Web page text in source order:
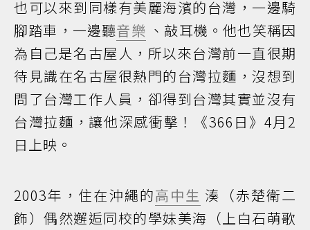
也可以來到同樣有美麗海濱的台灣，一邊騎
腳踏車，一邊聽音樂 、敲耳機。他也笑稱因
為自己是名古屋人，所以來台灣前一直很期
待見識在名古屋很熱門的台灣拉麵，沒想到
問了台灣工作人員，卻得到台灣其實並沒有
台灣拉麵，讓他深感衝擊！《366日》4月2
日上映。
2003年，住在沖繩的高中生 湊（赤楚衛二
飾）偶然邂逅同校的學妹美海（上白石萌歌